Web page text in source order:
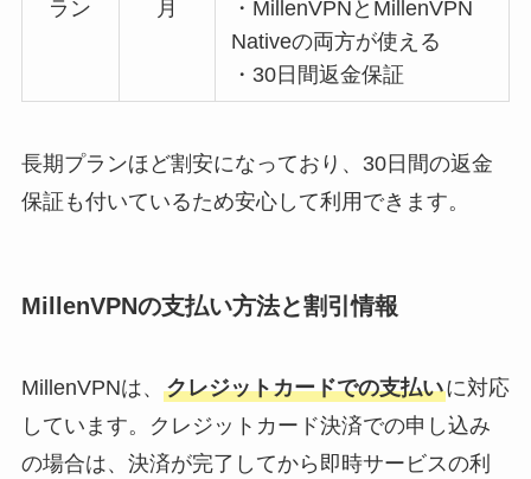
ラン
月
・MillenVPNとMillenVPN
Nativeの両方が使える
・30日間返金保証
長期プランほど割安になっており、30日間の返金
保証も付いているため安心して利用できます。
MillenVPNの支払い方法と割引情報
MillenVPNは、 クレジットカードでの支払いに対応
しています。クレジットカード決済での申し込み
の場合は、決済が完了してから即時サービスの利